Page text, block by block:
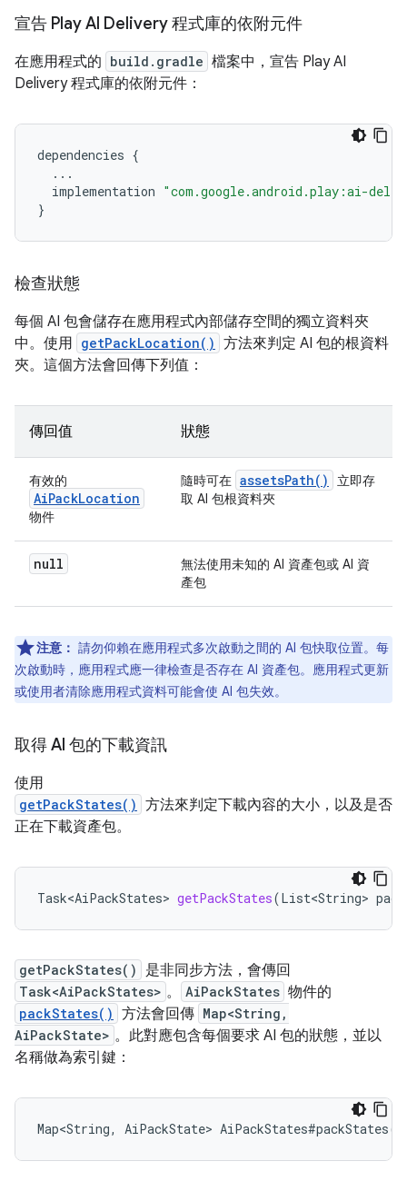
宣告 Play AI Delivery 程式庫的依附元件
在應用程式的 build.gradle 檔案中，宣告 Play AI
Delivery 程式庫的依附元件：
dependencies {
...
implementation "com.google.android.play:ai-
}
檢查狀態
每個 AI 包會儲存在應用程式內部儲存空間的獨立資料夾
中。使用 getPackLocation() 方法來判定 AI 包的根資料
夾。這個方法會回傳下列值：
傳回值 狀態
有效的
AiPackLocation
物件
隨時可在 assetsPath()
立即存
取 AI 包根資料夾
null
無法使用未知的 AI 資產包或 AI 資
產包
注意： 請勿仰賴在應用程式多次啟動之間的 AI 包快取位置。每
次啟動時，應用程式應一律檢查是否存在 AI 資產包。應用程式更新
或使用者清除應用程式資料可能會使 AI 包失效。
取得 AI 包的下載資訊
使用
getPackStates() 方法來判定下載內容的大小，以及是否
正在下載資產包。
Task<AiPackStates> getPackStates(List<String>
getPackStates() 是非同步方法，會傳回
Task<AiPackStates> 。 AiPackStates 物件的
packStates() 方法會回傳 Map<String,
AiPackState> 。此對應包含每個要求 AI 包的狀態，並以
名稱做為索引鍵：
Map<String, AiPackState> AiPackStates#packStates()